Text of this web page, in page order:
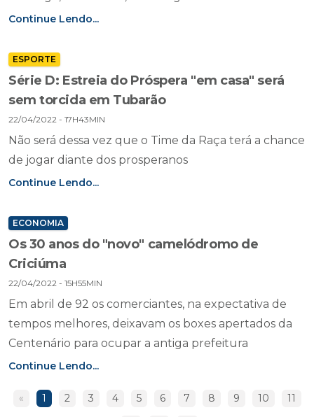
Continue Lendo...
ESPORTE
Série D: Estreia do Próspera "em casa" será
sem torcida em Tubarão
22/04/2022 - 17H43MIN
Não será dessa vez que o Time da Raça terá a chance
de jogar diante dos prosperanos
Continue Lendo...
ECONOMIA
Os 30 anos do "novo" camelódromo de
Criciúma
22/04/2022 - 15H55MIN
Em abril de 92 os comerciantes, na expectativa de
tempos melhores, deixavam os boxes apertados da
Centenário para ocupar a antiga prefeitura
Continue Lendo...
« 1 2 3 4 5 6 7 8 9 10 11